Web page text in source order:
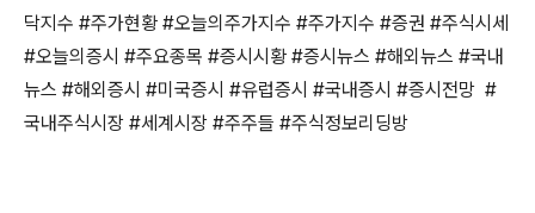
닥지수 #주가현황 #오늘의 주가지수 #주가지수 #증권 #주식시세
#오늘의증시 #주요종목 #증시시황 #증시뉴스 #해외뉴스 #국내
뉴스 #해외증시 #미국증시 #유럽증시 #국내증시 #증시전망 #
국내주식시장 #세계시장 #주주들 #주식정보리딩방